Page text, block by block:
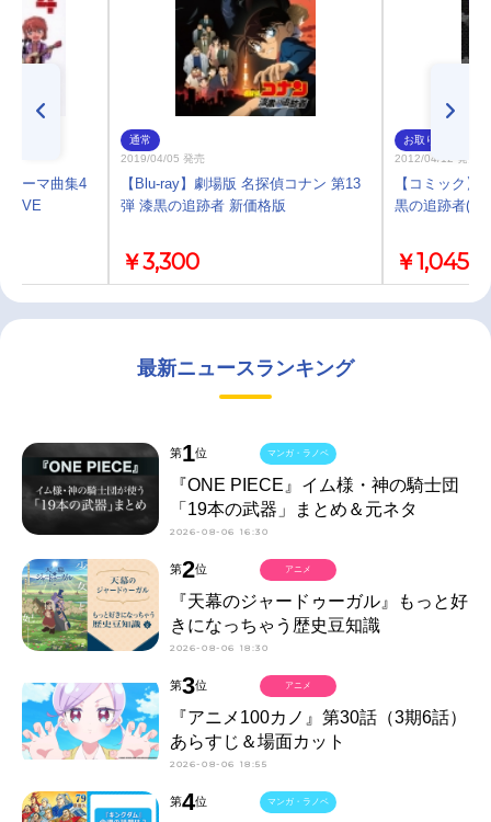
テーマ曲集4
通常
2019/04/05 発売
【Blu-ray】劇場版 名探偵コナン 第13
弾 漆黒の追跡者 新価格版
￥3,300
お取り寄せ
2012/04/12 発売
【コミック】
黒の追跡者(チ
￥1,045
最新ニュースランキング
第1位
『ONE PIECE』イム様・神の騎士団
「19本の武器」まとめ＆元ネタ
2026-08-06 16:30
マンガ・ラノベ
第2位
『天幕のジャードゥーガル』もっと好
きになっちゃう歴史豆知識
2026-08-06 18:30
アニメ
第3位
『アニメ100カノ』第30話（3期6話）
あらすじ＆場面カット
2026-08-06 18:55
アニメ
第4位 マンガ・ラノベ